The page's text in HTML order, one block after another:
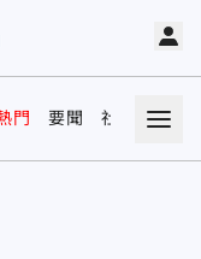
門 要聞 社會 娛樂